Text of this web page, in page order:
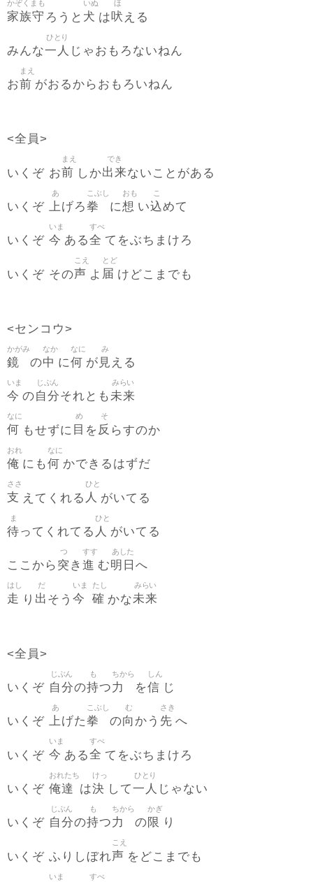
家族守
かぞくまも
ろうと 犬
いぬ
は吠
ほ
える
みんな一人
ひとり
じゃおもろないねん
お前
まえ
がおるからおもろいねん
<全員>
いくぞ お前
まえ
しか出来
でき
ないことがある
いくぞ 上
あ
げろ拳
こぶし
に想
おも
い込
こ
めて
いくぞ 今
いま
ある全
すべ
てをぶちまけろ
いくぞ その声
こえ
よ 届
とど
けどこまでも
<センコウ>
鏡
かがみ
の中
なか
に何
なに
が 見
み
える
今
いま
の自分
じぶん
それとも未来
みらい
何
なに
もせずに 目
め
を 反
そ
らすのか
俺
おれ
にも何
なに
かできるはずだ
支
ささ
えてくれる 人
ひと
がいてる
待
ま
ってくれてる 人
ひと
がいてる
ここから 突
つ
き 進
すす
む明日
あした
へ
走
はし
り 出
だ
そう 今
いま
確
たし
かな未来
みらい
<全員>
いくぞ 自分
じぶん
の持
も
つ力
ちから
を信
しん
じ
いくぞ 上
あ
げた拳
こぶし
の向
む
かう 先
さき
へ
いくぞ 今
いま
ある全
すべ
てをぶちまけろ
いくぞ 俺達
おれたち
は決
けっ
して一人
ひとり
じゃない
いくぞ 自分
じぶん
の持
も
つ力
ちから
の限
かぎ
り
いくぞ ふりしぼれ声
こえ
をどこまでも
いま すべ